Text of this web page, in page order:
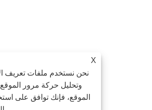
نحن نستخدم ملفات تعريف الارتباط لنقدم لك
وتحليل حركة مرور الموقع، وتخصيص المحتوى.
الموقع، فإنك توافق على استخدامنا لملفات تعريف